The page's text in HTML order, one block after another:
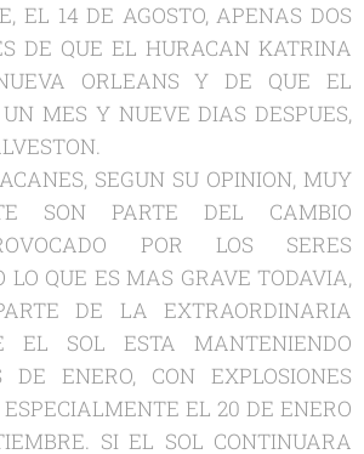
EL 14 DE AGOSTO, APENAS DOS
DE QUE EL HURACAN KATRINA
ORLEANS Y DE QUE EL
MES Y NUEVE DIAS DESPUES,
SEGUN SU OPINION, MUY
SON PARTE DEL CAMBIO
POR LOS SERES
LO QUE ES MAS GRAVE TODAVIA,
DE LA EXTRAORDINARIA
EL SOL ESTA MANTENIENDO
ENERO, CON EXPLOSIONES
EL 20 DE ENERO
SI EL SOL CONTINUARA